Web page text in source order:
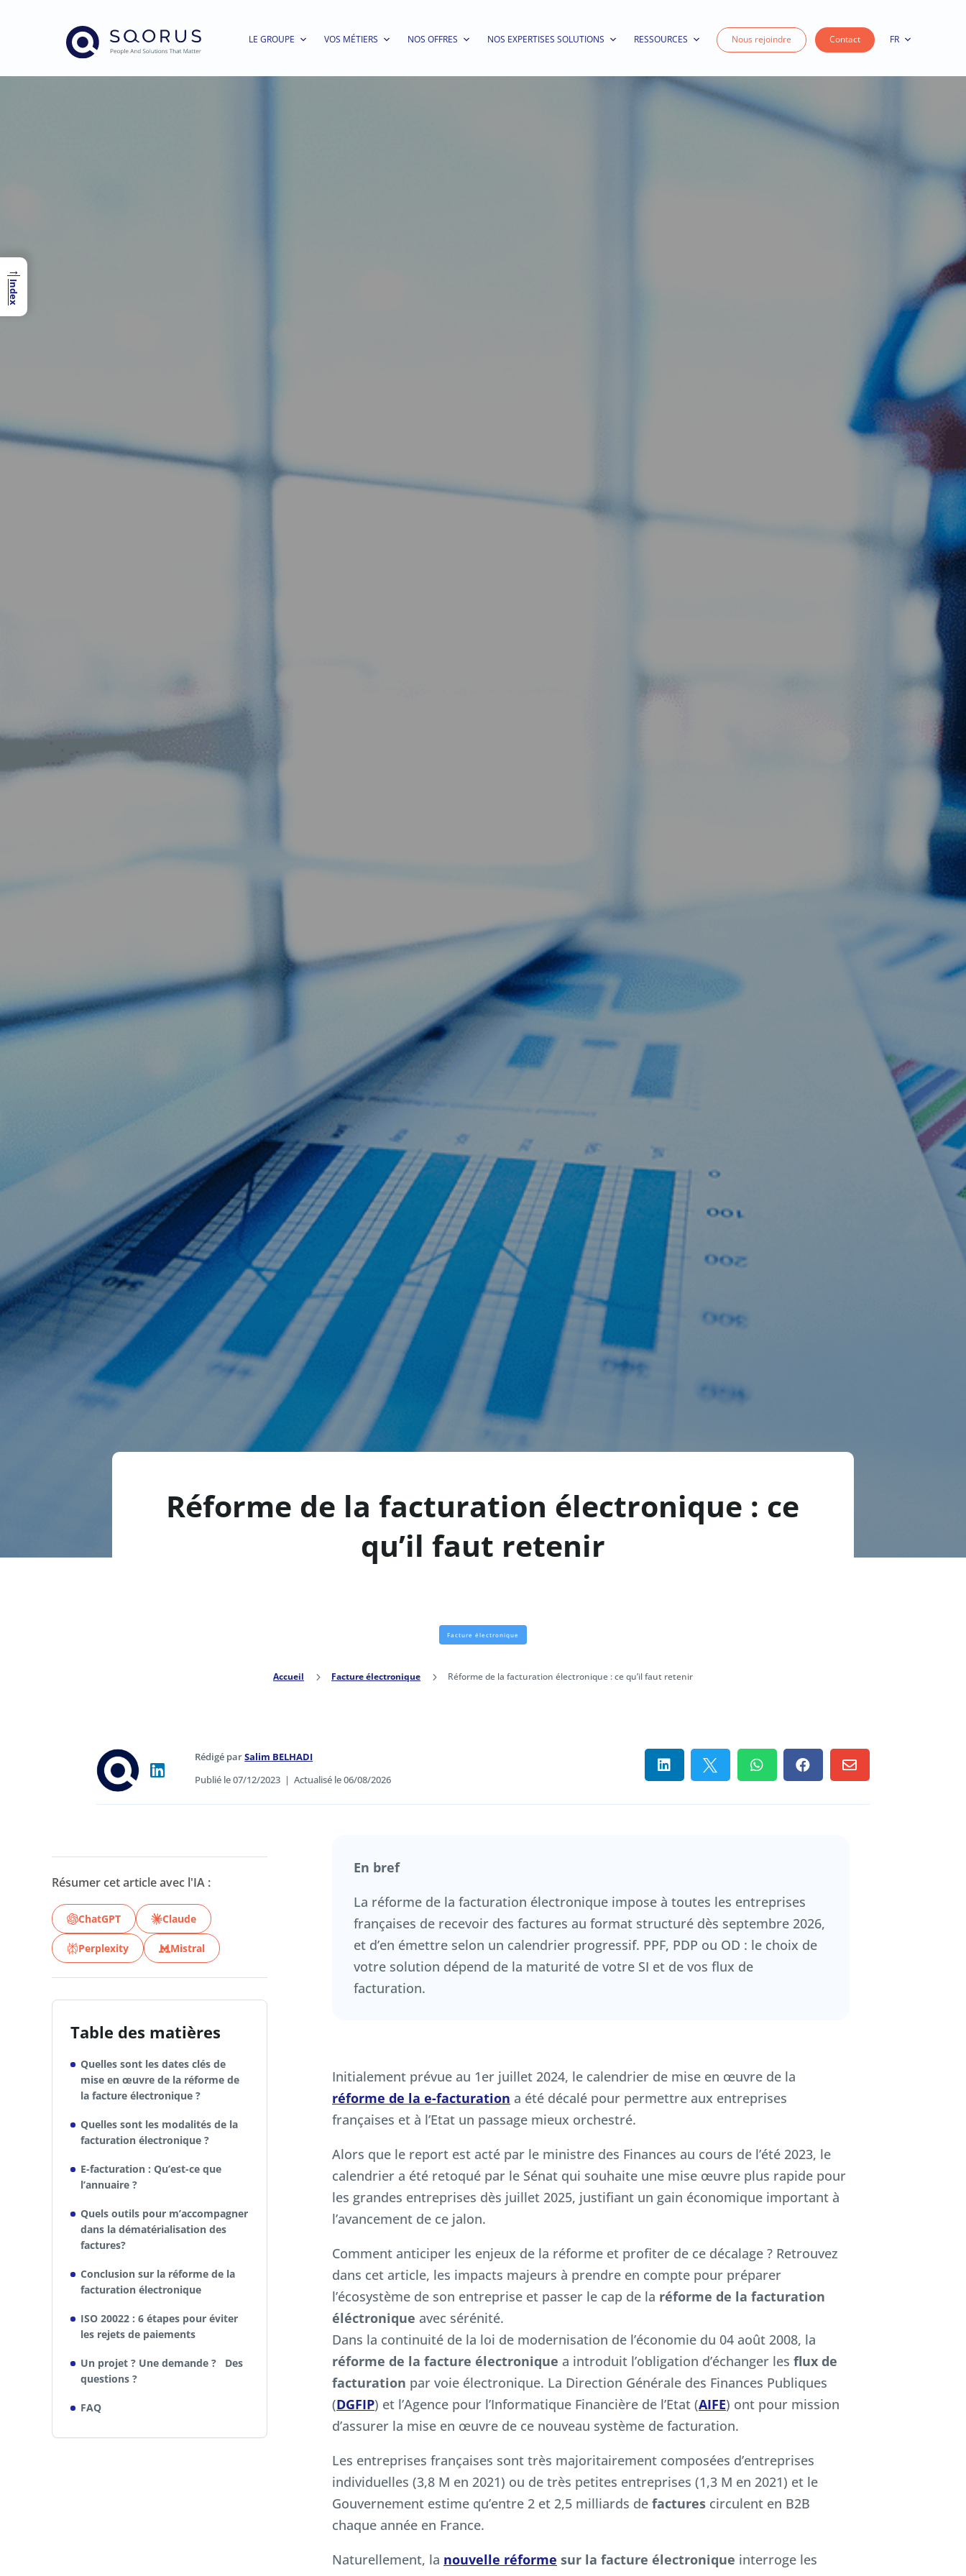
LE GROUPE VOS MÉTIERS NOS OFFRES NOS EXPERTISES SOLUTIONS RESSOURCES Nous rejoindre Contact FR
Réforme de la facturation électronique : ce
qu’il faut retenir
Facture électronique
Accueil 5 Facture électronique 5 Réforme de la facturation électronique : ce qu’il faut retenir
Rédigé parSalim BELHADI
Publié le 07/12/2023 |Actualisé le 06/08/2026
    
Résumer cet article avec l'IA :
ChatGPT Claude
Perplexity Mistral
Table des matières
Quelles sont les dates clés de
mise en œuvre de la réforme de
la facture électronique ?
Quelles sont les modalités de la
facturation électronique ?
E-facturation : Qu’est-ce que
l’annuaire ?
Quels outils pour m’accompagner
dans la dématérialisation des
factures?
Conclusion sur la réforme de la
facturation électronique
ISO 20022 : 6 étapes pour éviter
les rejets de paiements
Un projet ? Une demande ? Des
questions ?
FAQ
En bref
La réforme de la facturation électronique impose à toutes les entreprises
françaises de recevoir des factures au format structuré dès septembre 2026,
et d’en émettre selon un calendrier progressif. PPF, PDP ou OD : le choix de
votre solution dépend de la maturité de votre SI et de vos flux de
facturation.
Initialement prévue au 1er juillet 2024, le calendrier de mise en œuvre de la
réforme de la e-facturation a été décalé pour permettre aux entreprises
françaises et à l’Etat un passage mieux orchestré.
Alors que le report est acté par le ministre des Finances au cours de l’été 2023, le
calendrier a été retoqué par le Sénat qui souhaite une mise œuvre plus rapide pour
les grandes entreprises dès juillet 2025, justifiant un gain économique important à
l’avancement de ce jalon.
Comment anticiper les enjeux de la réforme et profiter de ce décalage ? Retrouvez
dans cet article, les impacts majeurs à prendre en compte pour préparer
l’écosystème de son entreprise et passer le cap de la réforme de la facturation
éléctronique avec sérénité.
Dans la continuité de la loi de modernisation de l’économie du 04 août 2008, la
réforme de la facture électronique a introduit l’obligation d’échanger les flux de
facturation par voie électronique. La Direction Générale des Finances Publiques
(DGFIP) et l’Agence pour l’Informatique Financière de l’Etat (AIFE) ont pour mission
d’assurer la mise en œuvre de ce nouveau système de facturation.
Les entreprises françaises sont très majoritairement composées d’entreprises
individuelles (3,8 M en 2021) ou de très petites entreprises (1,3 M en 2021) et le
Gouvernement estime qu’entre 2 et 2,5 milliards de factures circulent en B2B
chaque année en France.
Naturellement, la nouvelle réforme sur la facture électronique interroge les
→
Index